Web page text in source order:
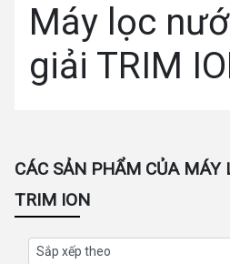
Máy lọc
giải TRIM
CÁC SẢN PHẨM CỦA MÁY
TRIM ION